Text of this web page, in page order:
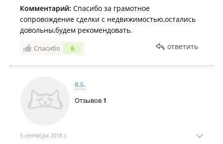
Комментарий: Спасибо за грамотное
сопровождение сделки с недвижимостью,остались
довольны,будем рекомендовать.
Спасибо 6 ответить
В.Б.
Отзывов 1
5 сентября 2018 г.